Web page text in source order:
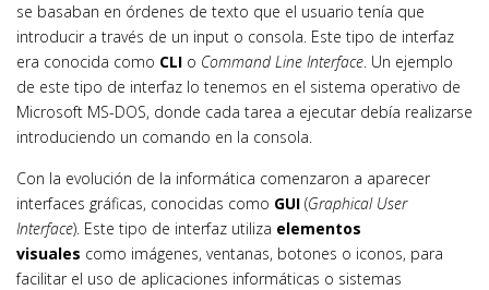
se basaban en órdenes de texto que el usuario tenía que
introducir a través de un input o consola. Este tipo de interfaz
era conocida como CLI o Command Line Interface. Un ejemplo
de este tipo de interfaz lo tenemos en el sistema operativo de
Microsoft MS-DOS, donde cada tarea a ejecutar debía realizarse
introduciendo un comando en la consola.
Con la evolución de la informática comenzaron a aparecer
interfaces gráficas, conocidas como GUI (Graphical User
Interface). Este tipo de interfaz utiliza elementos
visuales como imágenes, ventanas, botones o iconos, para
facilitar el uso de aplicaciones informáticas o sistemas